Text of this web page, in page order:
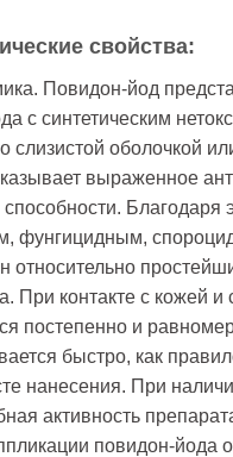
свойства:
Повидон-йод
с синтетическим
слизистой оболочкой
выраженное
способности.
фунгицидным,
относительно
При контакте с кожей
постепенно и
быстро, как
нанесения. При
активность
повидон-